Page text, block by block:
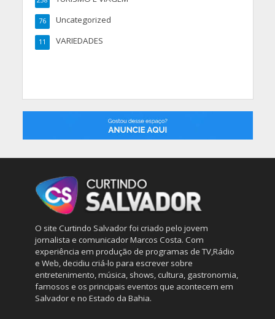
Uncategorized
76
VARIEDADES
11
O site Curtindo Salvador foi criado pelo jovem
jornalista e comunicador Marcos Costa. Com
experiência em produção de programas de TV,Rádio
e Web, decidiu criá-lo para escrever sobre
entretenimento, música, shows, cultura, gastronomia,
famosos e os principais eventos que acontecem em
Salvador e no Estado da Bahia.